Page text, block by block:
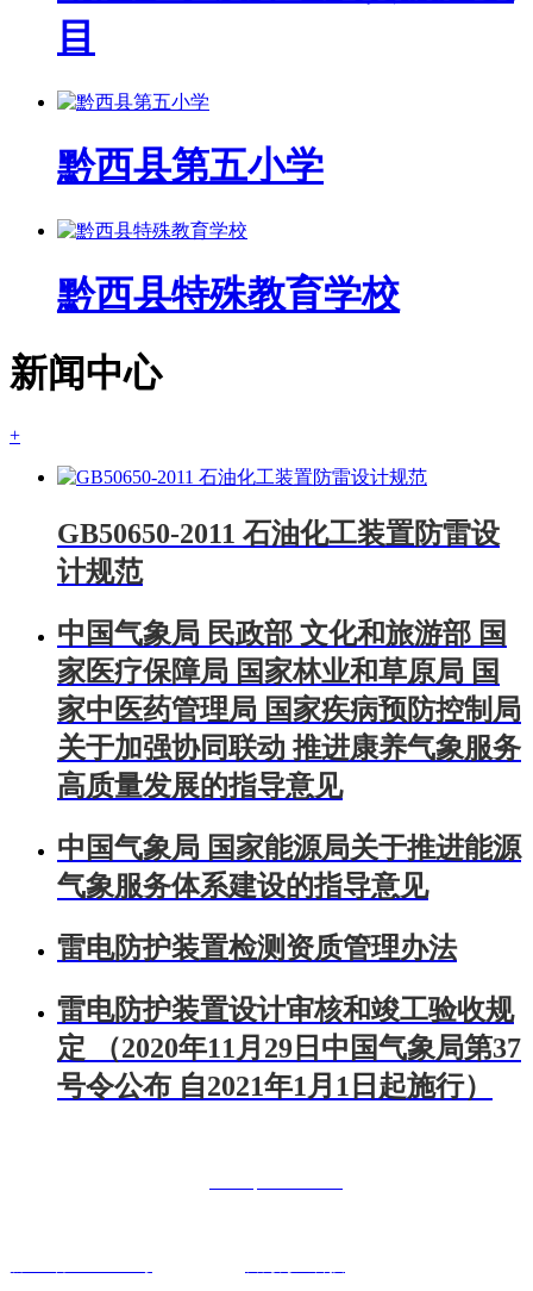
目
黔西县第五小学
黔西县特殊教育学校
新闻中心
+
GB50650-2011 石油化工装置防雷设
计规范
中国气象局 民政部 文化和旅游部 国
家医疗保障局 国家林业和草原局 国
家中医药管理局 国家疾病预防控制局
关于加强协同联动 推进康养气象服务
高质量发展的指导意见
中国气象局 国家能源局关于推进能源
气象服务体系建设的指导意见
雷电防护装置检测资质管理办法
雷电防护装置设计审核和竣工验收规
定 （2020年11月29日中国气象局第37
号令公布 自2021年1月1日起施行）